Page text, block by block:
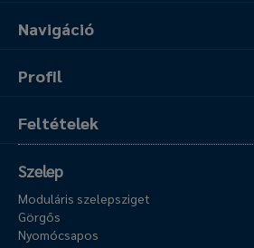
Navigáció
Profil
Feltételek
Szelep
Moduláris szelepsziget
Görgős
Nyomócsapos